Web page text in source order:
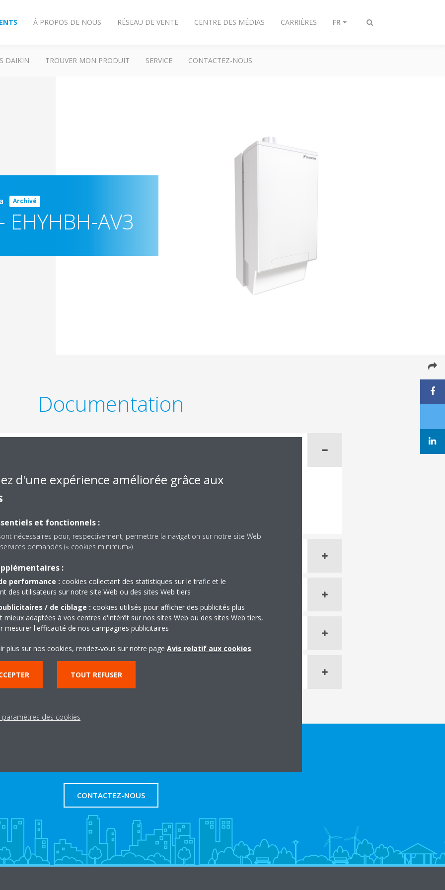
Afficher/masquer
À PROPOS DE NOUS RÉSEAU DE VENTE CENTRE DES MÉDIAS CARRIÈRES FR
DAIKIN TROUVER MON PRODUIT SERVICE CONTACTEZ-NOUS
Archivé
- EHYHBH-AV3
Documentation
heat pump_ECPFR13-731_P_DAB_Catalogues_French
installateur
CONTACTEZ-NOUS
d'une expérience améliorée grâce aux
et fonctionnels :
nécessaires pour, respectivement, permettre la navigation sur notre site Web
demandés (« cookies minimum»).
:
performance : cookies collectant des statistiques sur le trafic et le
des utilisateurs sur notre site Web ou des sites Web tiers
/ de ciblage : cookies utilisés pour afficher des publicités plus
mieux adaptées à vos centres d'intérêt sur nos sites Web ou des sites Web tiers,
mesurer l'efficacité de nos campagnes publicitaires
plus sur nos cookies, rendez-vous sur notre page Avis relatif aux cookies.
TOUT REFUSER
paramètres des cookies